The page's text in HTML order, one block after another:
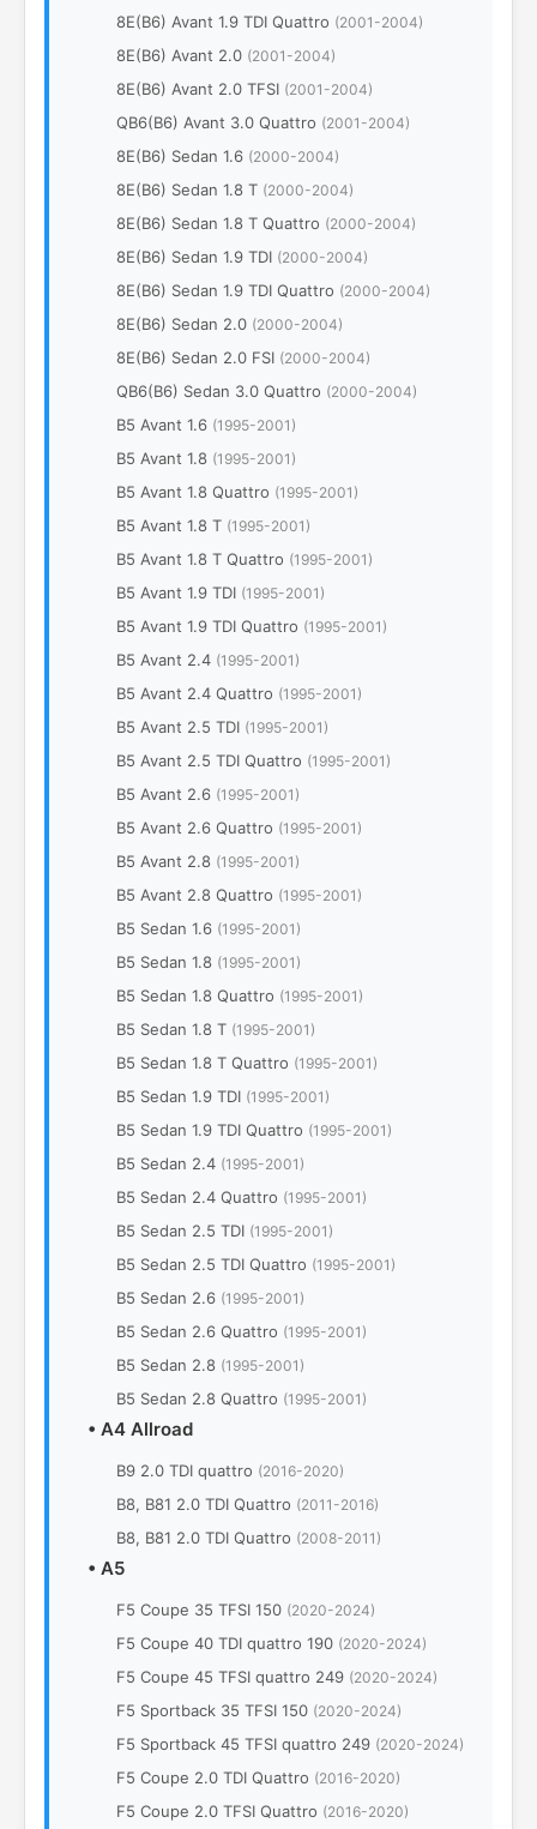
8E(B6) Avant 1.9 TDI Quattro (2001-2004)
8E(B6) Avant 2.0 (2001-2004)
8E(B6) Avant 2.0 TFSI (2001-2004)
QB6(B6) Avant 3.0 Quattro (2001-2004)
8E(B6) Sedan 1.6 (2000-2004)
8E(B6) Sedan 1.8 T (2000-2004)
8E(B6) Sedan 1.8 T Quattro (2000-2004)
8E(B6) Sedan 1.9 TDI (2000-2004)
8E(B6) Sedan 1.9 TDI Quattro (2000-2004)
8E(B6) Sedan 2.0 (2000-2004)
8E(B6) Sedan 2.0 FSI (2000-2004)
QB6(B6) Sedan 3.0 Quattro (2000-2004)
B5 Avant 1.6 (1995-2001)
B5 Avant 1.8 (1995-2001)
B5 Avant 1.8 Quattro (1995-2001)
B5 Avant 1.8 T (1995-2001)
B5 Avant 1.8 T Quattro (1995-2001)
B5 Avant 1.9 TDI (1995-2001)
B5 Avant 1.9 TDI Quattro (1995-2001)
B5 Avant 2.4 (1995-2001)
B5 Avant 2.4 Quattro (1995-2001)
B5 Avant 2.5 TDI (1995-2001)
B5 Avant 2.5 TDI Quattro (1995-2001)
B5 Avant 2.6 (1995-2001)
B5 Avant 2.6 Quattro (1995-2001)
B5 Avant 2.8 (1995-2001)
B5 Avant 2.8 Quattro (1995-2001)
B5 Sedan 1.6 (1995-2001)
B5 Sedan 1.8 (1995-2001)
B5 Sedan 1.8 Quattro (1995-2001)
B5 Sedan 1.8 T (1995-2001)
B5 Sedan 1.8 T Quattro (1995-2001)
B5 Sedan 1.9 TDI (1995-2001)
B5 Sedan 1.9 TDI Quattro (1995-2001)
B5 Sedan 2.4 (1995-2001)
B5 Sedan 2.4 Quattro (1995-2001)
B5 Sedan 2.5 TDI (1995-2001)
B5 Sedan 2.5 TDI Quattro (1995-2001)
B5 Sedan 2.6 (1995-2001)
B5 Sedan 2.6 Quattro (1995-2001)
B5 Sedan 2.8 (1995-2001)
B5 Sedan 2.8 Quattro (1995-2001)
• A4 Allroad
B9 2.0 TDI quattro (2016-2020)
B8, B81 2.0 TDI Quattro (2011-2016)
B8, B81 2.0 TDI Quattro (2008-2011)
• A5
F5 Coupe 35 TFSI 150 (2020-2024)
F5 Coupe 40 TDI quattro 190 (2020-2024)
F5 Coupe 45 TFSI quattro 249 (2020-2024)
F5 Sportback 35 TFSI 150 (2020-2024)
F5 Sportback 45 TFSI quattro 249 (2020-2024)
F5 Coupe 2.0 TDI Quattro (2016-2020)
F5 Coupe 2.0 TFSI Quattro (2016-2020)